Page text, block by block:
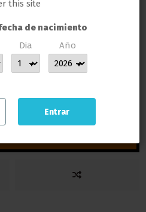
SU SALIDA DEL ALMACEN
this site
de nacimiento
Dia Año
Entrar
CONFIAR EN LLAMAS GROW